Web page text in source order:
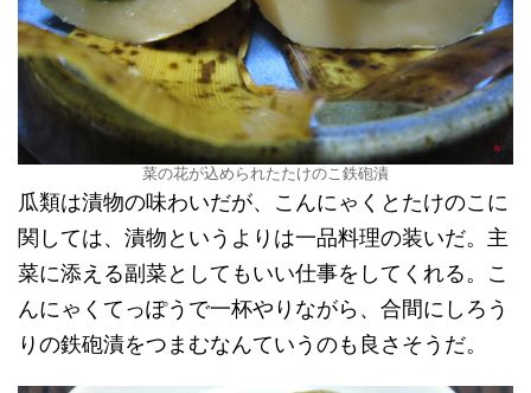
菜の花が込められたたけのこ鉄砲漬
瓜類は漬物の味わいだが、こんにゃくとたけのこに
関しては、漬物というよりは一品料理の装いだ。主
菜に添える副菜としてもいい仕事をしてくれる。こ
んにゃくてっぽうで一杯やりながら、合間にしろう
りの鉄砲漬をつまむなんていうのも良さそうだ。